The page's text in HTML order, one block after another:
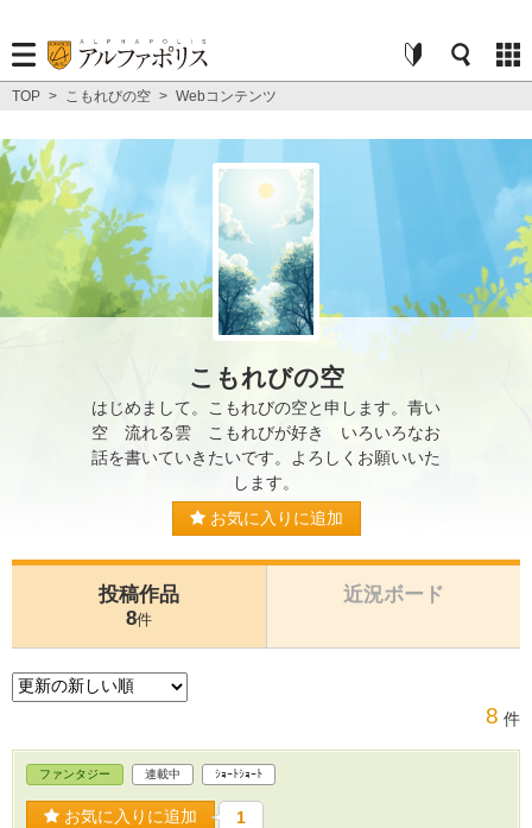
TOP > こもれびの空 > Webコンテンツ
こもれびの空
はじめまして。こもれびの空と申します。青い
空 流れる雲 こもれびが好き いろいろなお
話を書いていきたいです。よろしくお願いいた
します。
お気に入りに追加
投稿作品
8件
近況ボード
8 件
ファンタジー 連載中 ｼｮｰﾄｼｮｰﾄ
お気に入りに追加 1